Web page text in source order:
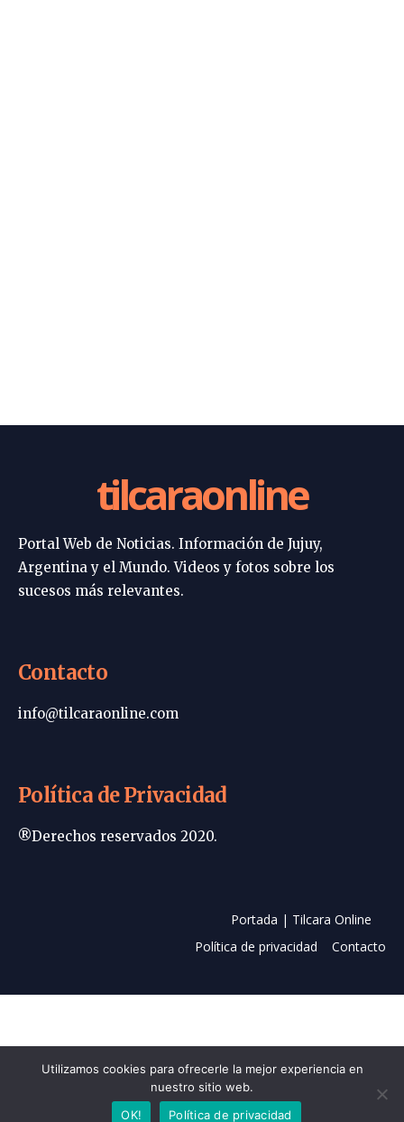
tilcaraonline
Portal Web de Noticias. Información de Jujuy,
Argentina y el Mundo. Videos y fotos sobre los
sucesos más relevantes.
Contacto
info@tilcaraonline.com
Política de Privacidad
®Derechos reservados 2020.
Portada | Tilcara Online
Política de privacidad
Contacto
Utilizamos cookies para ofrecerle la mejor experiencia en
nuestro sitio web.
OK!
Política de privacidad